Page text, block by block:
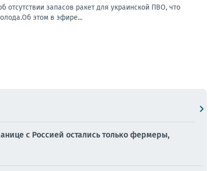
отсутствии запасов ракет для украинской ПВО, что
этом в эфире...
с Россией остались только фермеры,